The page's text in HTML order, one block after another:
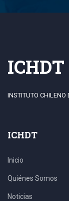
ICHDT
INSTITUTO CHILENO
ICHDT
Inicio
Quiénes Somos
Noticias